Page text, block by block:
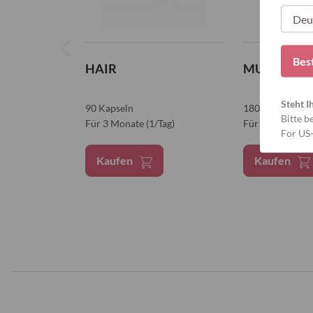
HAIR
90 Kapseln
Für 3 Monate (1/Tag)
Kaufen
180 Kapseln
Für 3 Monate
Kaufen
Steht
Bitte
For